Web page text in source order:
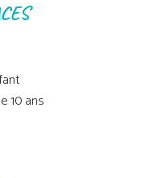
10 ans